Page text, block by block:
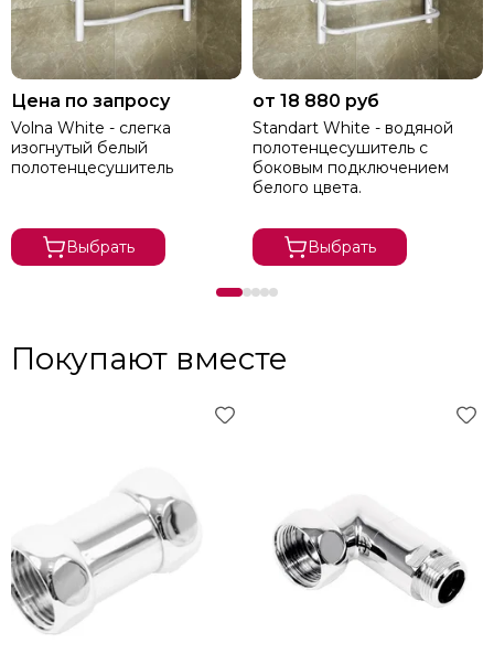
Цена по запросу
Volna White - слегка
изогнутый белый
полотенцесушитель
Выбрать
от 18 880 руб
Standart White - водяной
полотенцесушитель с
боковым подключением
белого цвета.
Выбрать
Покупают вместе